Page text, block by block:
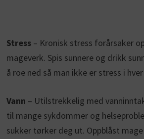
Stress– Kronisk stress forårsaker
mageverk. Spis sunnere og drikk
å roe ned så man ikke er stress i
Vann – Utilstrekkelig med
til mange sykdommer og
sukker tørker deg ut. Oppblåst